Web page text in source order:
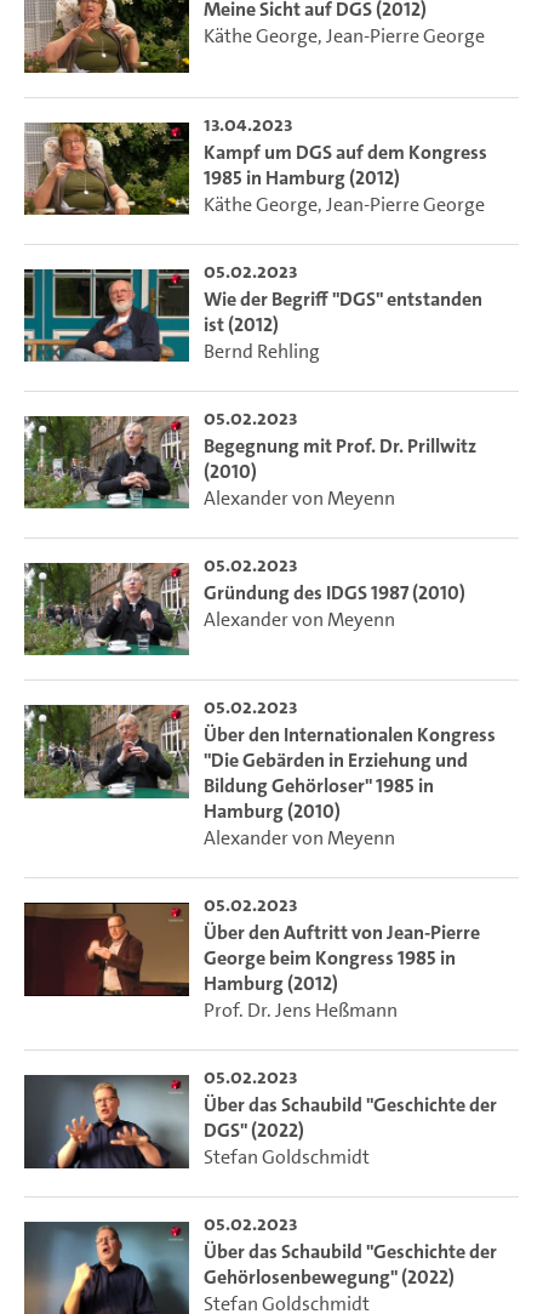
Meine Sicht auf DGS (2012)
Käthe George,Jean-Pierre George
13.04.2023
Kampf um DGS auf dem Kongress
1985 in Hamburg (2012)
Käthe George,Jean-Pierre George
05.02.2023
Wie der Begriff "DGS" entstanden
ist (2012)
Bernd Rehling
05.02.2023
Begegnung mit Prof. Dr. Prillwitz
(2010)
Alexander von Meyenn
05.02.2023
Gründung des IDGS 1987 (2010)
Alexander von Meyenn
05.02.2023
Über den Internationalen Kongress
"Die Gebärden in Erziehung und
Bildung Gehörloser" 1985 in
Hamburg (2010)
Alexander von Meyenn
05.02.2023
Über den Auftritt von Jean-Pierre
George beim Kongress 1985 in
Hamburg (2012)
Prof. Dr. Jens Heßmann
05.02.2023
Über das Schaubild "Geschichte der
DGS" (2022)
Stefan Goldschmidt
05.02.2023
Über das Schaubild "Geschichte der
Gehörlosenbewegung" (2022)
Stefan Goldschmidt